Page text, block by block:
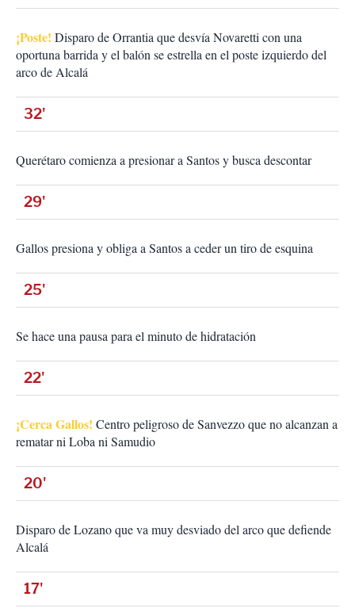
¡Poste! Disparo de Orrantia que desvía Novaretti con una
oportuna barrida y el balón se estrella en el poste izquierdo del
arco de Alcalá
32'
Querétaro comienza a presionar a Santos y busca descontar
29'
Gallos presiona y obliga a Santos a ceder un tiro de esquina
25'
Se hace una pausa para el minuto de hidratación
22'
¡Cerca Gallos! Centro peligroso de Sanvezzo que no alcanzan a
rematar ni Loba ni Samudio
20'
Disparo de Lozano que va muy desviado del arco que defiende
Alcalá
17'